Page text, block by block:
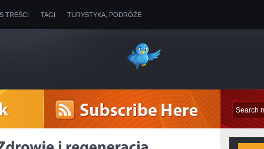
TREŚCI TAGI TURYSTYKA, PODRÓŻE